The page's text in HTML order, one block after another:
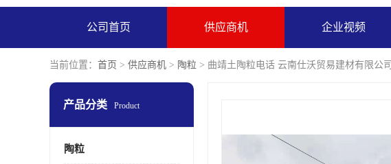
公司首页 供应商机 企业视频
当前位置： 首页 > 供应商机 > 陶粒 > 曲靖土陶粒电话 云南仕沃贸易建材有限公司
产品分类 Product
陶粒